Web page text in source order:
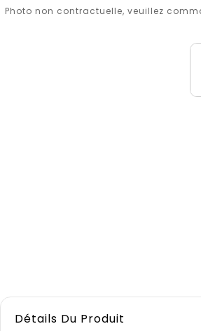
Photo non contractuelle, veuillez
Détails Du Produit